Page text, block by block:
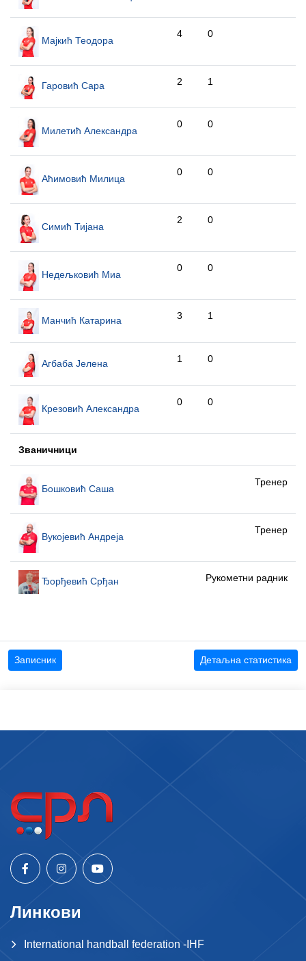
Мајкић Теодора
4 0
Гаровић Сара 2 1
Милетић Александра
0 0
Аћимовић Милица
0 0
Симић Тијана
2 0
Недељковић Миа
0 0
Манчић Катарина 3 1
Агбаба Јелена 1 0
Крезовић Александра
0 0
Званичници
Бошковић Саша
Тренер
Вукојевић Андреја
Тренер
Ђорђевић Срђан Рукометни радник
Записник Детаљна статистика
Линкови
International handball federation -IHF